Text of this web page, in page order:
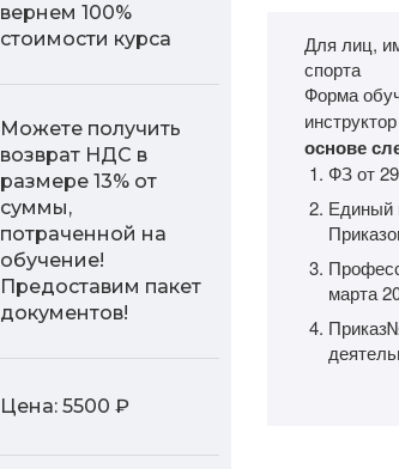
вернем 100%
стоимости курса
Можете получить
возврат НДС в
размере 13% от
суммы,
потраченной на
обучение!
Предоставим пакет
документов!
Цена: 5500 ₽
Для лиц,
спорта
Форма
основе
ФЗ от
Единый
марта